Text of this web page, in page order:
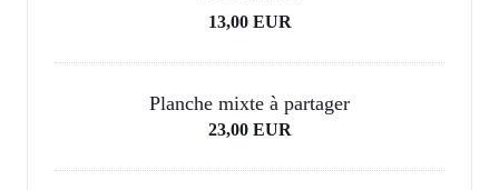
13,00 EUR
Planche mixte à partager
23,00 EUR